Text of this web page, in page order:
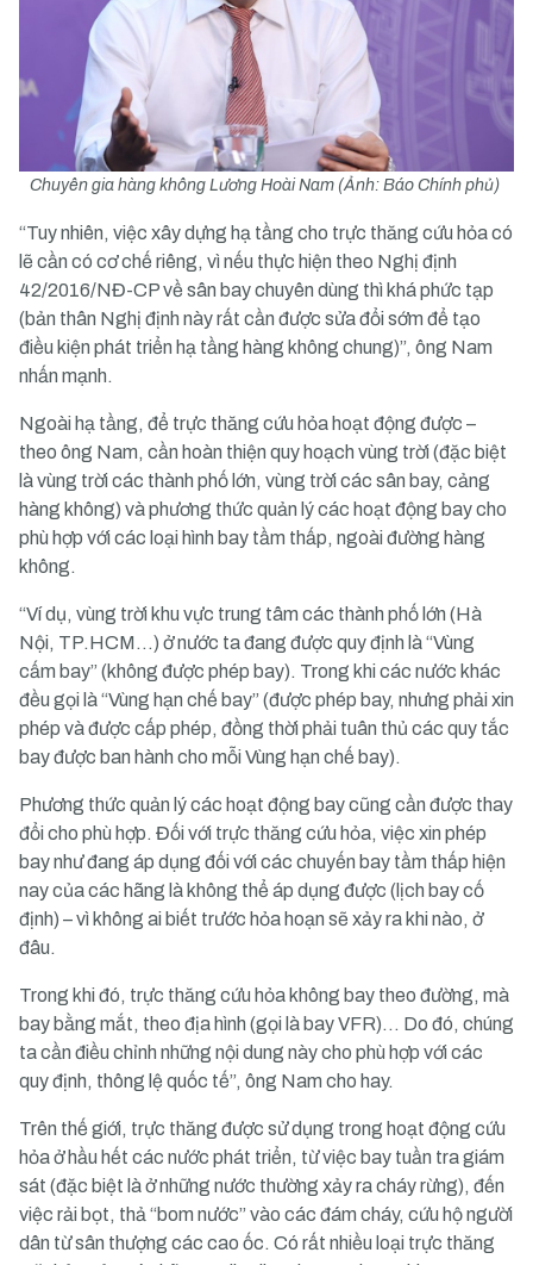
Chuyên gia hàng không Lương Hoài Nam (Ảnh: Báo Chính phủ)
“Tuy nhiên, việc xây dựng hạ tầng cho trực thăng cứu hỏa có
lẽ cần có cơ chế riêng, vì nếu thực hiện theo Nghị định
42/2016/NĐ-CP về sân bay chuyên dùng thì khá phức tạp
(bản thân Nghị định này rất cần được sửa đổi sớm để tạo
điều kiện phát triển hạ tầng hàng không chung)”, ông Nam
nhấn mạnh.
Ngoài hạ tầng, để trực thăng cứu hỏa hoạt động được –
theo ông Nam, cần hoàn thiện quy hoạch vùng trời (đặc biệt
là vùng trời các thành phố lớn, vùng trời các sân bay, cảng
hàng không) và phương thức quản lý các hoạt động bay cho
phù hợp với các loại hình bay tầm thấp, ngoài đường hàng
không.
“Ví dụ, vùng trời khu vực trung tâm các thành phố lớn (Hà
Nội, TP.HCM…) ở nước ta đang được quy định là “Vùng
cấm bay” (không được phép bay). Trong khi các nước khác
đều gọi là “Vùng hạn chế bay” (được phép bay, nhưng phải xin
phép và được cấp phép, đồng thời phải tuân thủ các quy tắc
bay được ban hành cho mỗi Vùng hạn chế bay).
Phương thức quản lý các hoạt động bay cũng cần được thay
đổi cho phù hợp. Đối với trực thăng cứu hỏa, việc xin phép
bay như đang áp dụng đối với các chuyến bay tầm thấp hiện
nay của các hãng là không thể áp dụng được (lịch bay cố
định) – vì không ai biết trước hỏa hoạn sẽ xảy ra khi nào, ở
đâu.
Trong khi đó, trực thăng cứu hỏa không bay theo đường, mà
bay bằng mắt, theo địa hình (gọi là bay VFR)… Do đó, chúng
ta cần điều chỉnh những nội dung này cho phù hợp với các
quy định, thông lệ quốc tế”, ông Nam cho hay.
Trên thế giới, trực thăng được sử dụng trong hoạt động cứu
hỏa ở hầu hết các nước phát triển, từ việc bay tuần tra giám
sát (đặc biệt là ở những nước thường xảy ra cháy rừng), đến
việc rải bọt, thả “bom nước” vào các đám cháy, cứu hộ người
dân từ sân thượng các cao ốc. Có rất nhiều loại trực thăng